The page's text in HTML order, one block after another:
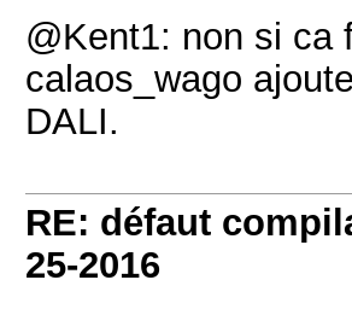
@Kent1: non si ca
calaos_wago
DALI.
RE: défaut
25-2016